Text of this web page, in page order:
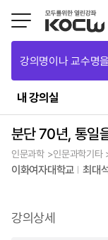
강의명이나 교수명
내 강의실
분단 70년, 통일
인문과학 >인문과학기타
이화여자대학교 최대
강의상세